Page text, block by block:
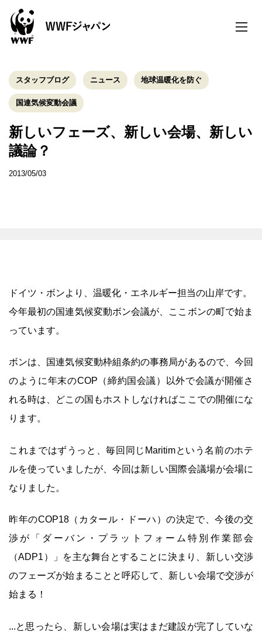
toggle
スタッフブログ ニュース 地球温暖化を防ぐ
国連気候変動会議
新しいフェーズ、新しい会場、新しい
議論？
2013/05/03
ドイツ・ボンより、温暖化・エネルギー担当の山岸です。
今年最初の国連気候変動ボン会議が、ここボンの町で始ま
っています。
ボンは、国連気候変動枠組条約の事務局があるので、今回
のように年末のCOP（締約国会議）以外で会議が開催さ
れる時は、どこの国もホストしなければここでの開催にな
ります。
これまではずうっと、毎回同じMaritimという名前のホテ
ルを使っていましたが、今回は新しい国際会議場が会場に
なりました。
昨年のCOP18（カタール・ドーハ）の決定で、今後の交
渉が「ダーバン・プラットフォーム特別作業部会
（ADP1）」を主な舞台とすることに決まり、新しい交渉
のフェーズが始まることと呼応して、新しい会場で交渉が
始まる！
...と思ったら、新しい会場は実はまだ建設が完了していな